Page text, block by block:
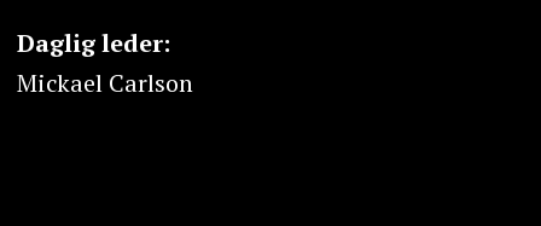
Daglig leder:
Mickael Carlson